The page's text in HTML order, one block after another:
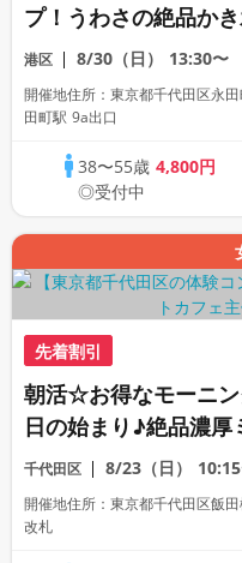
プ！うわさの絶品か
回廊と夏の神社巡りコ
港区 8/30（日） 13:30〜
開催地住所：東京都千代田区永
田町駅 9a出口
38〜55歳4,800円
◎受付中
先着割引
朝活☆お得なモーニ
日の始まり♪絶品濃厚
ふわマフィン♡全員
出逢えるブランチコ
千代田区 8/23（日）
開催地住所：東京都千代田区飯
改札